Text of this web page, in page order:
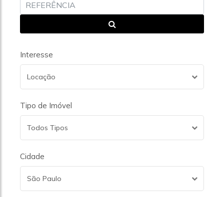
Interesse
Locação
Tipo de Imóvel
Todos Tipos
Cidade
São Paulo